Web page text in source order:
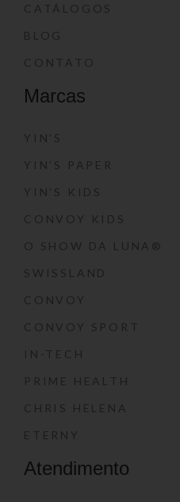
CATÁLOGOS
BLOG
CONTATO
Marcas
YIN’S
YIN’S PAPER
YIN’S KIDS
CONVOY KIDS
O SHOW DA LUNA®
SWISSLAND
CONVOY
CONVOY SPORT
IN-TECH
PRIME HEALTH
CHRIS HELENA
ETERNY
Atendimento